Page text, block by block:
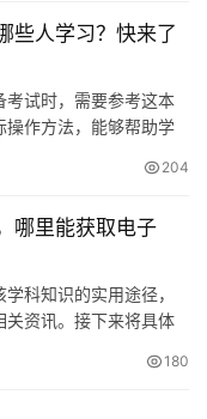
些人学习？快来了
考试时，需要参考这本
操作方法，能够帮助学
204
哪里能获取电子
科知识的实用途径，
关资讯。接下来将具体
180